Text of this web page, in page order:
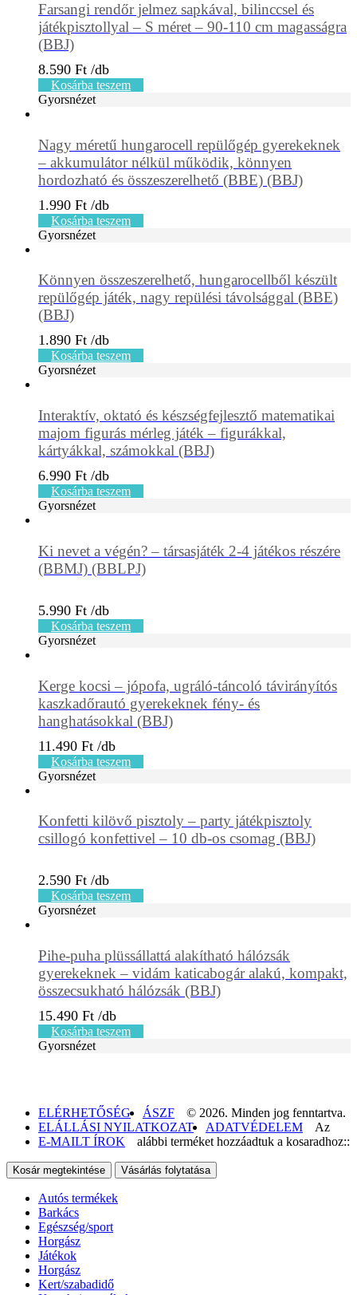
Farsangi rendőr jelmez sapkával, bilinccsel és
játékpisztollyal – S méret – 90-110 cm magasságra
(BBJ)
8.590 Ft
Kosárba teszem
Gyorsnézet
Nagy méretű hungarocell repülőgép gyerekeknek
– akkumulátor nélkül működik, könnyen
hordozható és összeszerelhető (BBE) (BBJ)
1.990 Ft
Kosárba teszem
Gyorsnézet
Könnyen összeszerelhető, hungarocellből készült
repülőgép játék, nagy repülési távolsággal (BBE)
(BBJ)
1.890 Ft
Kosárba teszem
Gyorsnézet
Interaktív, oktató és készségfejlesztő matematikai
majom figurás mérleg játék – figurákkal,
kártyákkal, számokkal (BBJ)
6.990 Ft
Kosárba teszem
Gyorsnézet
Ki nevet a végén? – társasjáték 2-4 játékos részére
(BBMJ) (BBLPJ)
5.990 Ft
Kosárba teszem
Gyorsnézet
Kerge kocsi – jópofa, ugráló-táncoló távirányítós
kaszkadőrautó gyerekeknek fény- és
hanghatásokkal (BBJ)
11.490 Ft
Kosárba teszem
Gyorsnézet
Konfetti kilövő pisztoly – party játékpisztoly
csillogó konfettivel – 10 db-os csomag (BBJ)
2.590 Ft
Kosárba teszem
Gyorsnézet
Pihe-puha plüssállattá alakítható hálózsák
gyerekeknek – vidám katicabogár alakú, kompakt,
összecsukható hálózsák (BBJ)
15.490 Ft
Kosárba teszem
Gyorsnézet
ELÉRHETŐSÉG
ÁSZF
ELÁLLÁSI NYILATKOZAT
ADATVÉDELEM
E-MAILT ÍROK
© 2026. Minden jog fenntartva.
Az
alábbi terméket hozzáadtuk a kosaradhoz::
Kosár megtekintése Vásárlás folytatása
Autós termékek
Barkács
Egészség/sport
Horgász
Játékok
Horgász
Kert/szabadidő